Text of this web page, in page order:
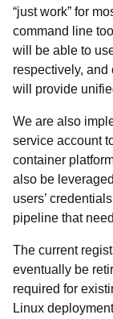
“just work” for
command line
will be able to
respectively,
will provide
We are also
service account
container
also be
users’
pipeline that
The current
eventually be
required for
Linux